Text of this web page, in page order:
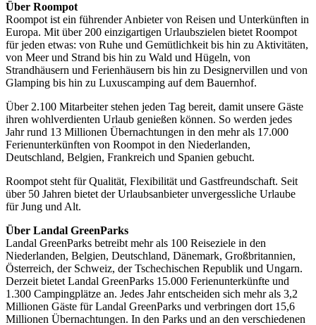
Über Roompot
Roompot ist ein führender Anbieter von Reisen und Unterkünften in
Europa. Mit über 200 einzigartigen Urlaubszielen bietet Roompot
für jeden etwas: von Ruhe und Gemütlichkeit bis hin zu Aktivitäten,
von Meer und Strand bis hin zu Wald und Hügeln, von
Strandhäusern und Ferienhäusern bis hin zu Designervillen und von
Glamping bis hin zu Luxuscamping auf dem Bauernhof.
Über 2.100 Mitarbeiter stehen jeden Tag bereit, damit unsere Gäste
ihren wohlverdienten Urlaub genießen können. So werden jedes
Jahr rund 13 Millionen Übernachtungen in den mehr als 17.000
Ferienunterkünften von Roompot in den Niederlanden,
Deutschland, Belgien, Frankreich und Spanien gebucht.
Roompot steht für Qualität, Flexibilität und Gastfreundschaft. Seit
über 50 Jahren bietet der Urlaubsanbieter unvergessliche Urlaube
für Jung und Alt.
Über Landal GreenParks
Landal GreenParks betreibt mehr als 100 Reiseziele in den
Niederlanden, Belgien, Deutschland, Dänemark, Großbritannien,
Österreich, der Schweiz, der Tschechischen Republik und Ungarn.
Derzeit bietet Landal GreenParks 15.000 Ferienunterkünfte und
1.300 Campingplätze an. Jedes Jahr entscheiden sich mehr als 3,2
Millionen Gäste für Landal GreenParks und verbringen dort 15,6
Millionen Übernachtungen. In den Parks und an den verschiedenen